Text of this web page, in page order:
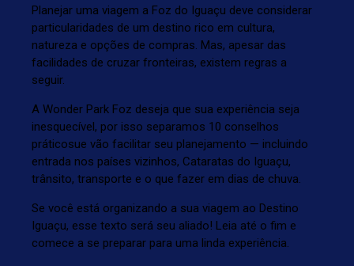
Planejar uma viagem a Foz do Iguaçu deve considerar
particularidades de um destino rico em cultura,
natureza e opções de compras. Mas, apesar das
facilidades de cruzar fronteiras, existem regras a
seguir.
A Wonder Park Foz deseja que sua experiência seja
inesquecível, por isso separamos 10 conselhos
práticosue vão facilitar seu planejamento — incluindo
entrada nos países vizinhos, Cataratas do Iguaçu,
trânsito, transporte e o que fazer em dias de chuva.
Se você está organizando a sua viagem ao Destino
Iguaçu, esse texto será seu aliado! Leia até o fim e
comece a se preparar para uma linda experiência.